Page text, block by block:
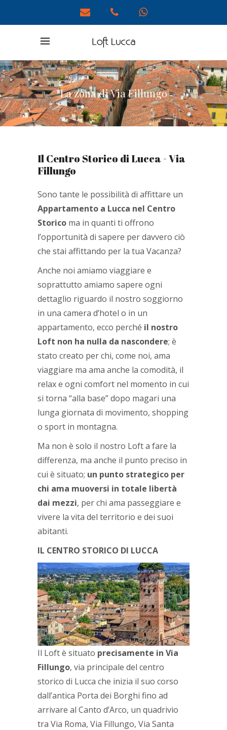
La zona di Via Fillungo
Il Centro Storico di Lucca - Via
Fillungo
Sono tante le possibilità di affittare un
Appartamento a Lucca nel Centro
Storico ma in quanti ti offrono
l’opportunità di sapere per davvero ciò
che stai affittando per la tua Vacanza?
Anche noi amiamo viaggiare e
soprattutto amiamo sapere ogni
dettaglio riguardo il nostro soggiorno
in una camera d’hotel o in un
appartamento, ecco perché il nostro
Loft non ha nulla da nascondere; è
stato creato per chi, come noi, ama
viaggiare ma ama anche la comodità, il
relax e ogni comfort nel momento in cui
si torna “alla base” dopo magari una
lunga giornata di movimento, shopping
o sport in montagna.
Ma non è solo il nostro Loft a fare la
differenza, ma anche il punto preciso in
cui è situato; un punto strategico per
chi ama muoversi in totale libertà
dai mezzi, per chi ama passeggiare e
vivere la vita del territorio e dei suoi
abitanti.
IL CENTRO STORICO DI LUCCA
Il Loft è situato precisamente in Via
Fillungo, via principale del centro
storico di Lucca che inizia il suo corso
dall’antica Porta dei Borghi fino ad
arrivare al Canto d’Arco, un quadrivio
tra Via Roma, Via Fillungo, Via Santa